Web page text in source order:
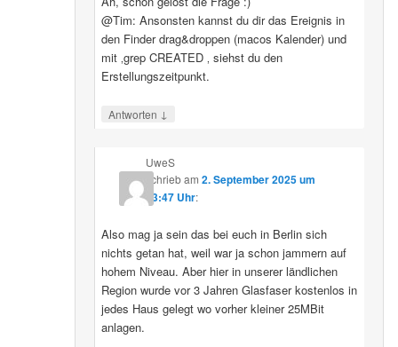
@Tim: Ansonsten kannst du dir das Ereignis in
den Finder drag&droppen (macos Kalender) und
mit ‚grep CREATED ‚ siehst du den
Erstellungszeitpunkt.
Antworten ↓
UweS
schriebam 2. September 2025 um
13:47 Uhr:
Also mag ja sein das bei euch in Berlin sich
nichts getan hat, weil war ja schon jammern auf
hohem Niveau. Aber hier in unserer ländlichen
Region wurde vor 3 Jahren Glasfaser kostenlos in
jedes Haus gelegt wo vorher kleiner 25MBit
anlagen.